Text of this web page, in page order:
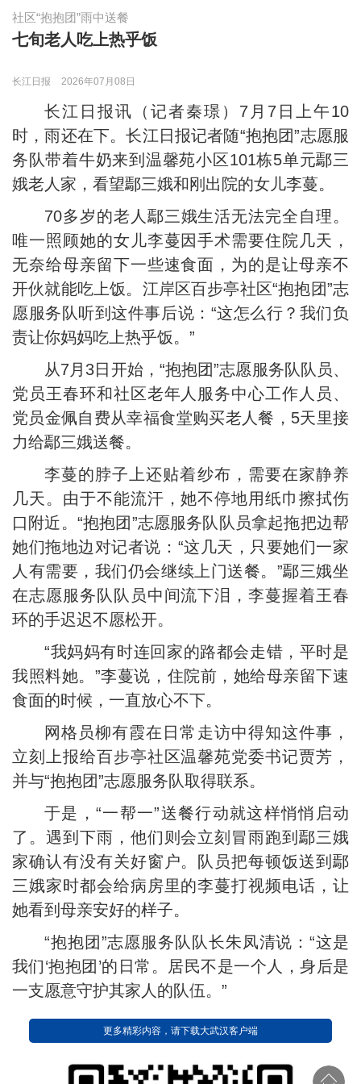
社区“抱抱团”雨中送餐
七旬老人吃上热乎饭
长江日报 2026年07月08日
长江日报讯（记者秦璟）7月7日上午10
时，雨还在下。长江日报记者随“抱抱团”志愿服
务队带着牛奶来到温馨苑小区101栋5单元鄢三
娥老人家，看望鄢三娥和刚出院的女儿李蔓。
70多岁的老人鄢三娥生活无法完全自理。
唯一照顾她的女儿李蔓因手术需要住院几天，
无奈给母亲留下一些速食面，为的是让母亲不
开伙就能吃上饭。江岸区百步亭社区“抱抱团”志
愿服务队听到这件事后说：“这怎么行？我们负
责让你妈妈吃上热乎饭。”
从7月3日开始，“抱抱团”志愿服务队队员、
党员王春环和社区老年人服务中心工作人员、
党员金佩自费从幸福食堂购买老人餐，5天里接
力给鄢三娥送餐。
李蔓的脖子上还贴着纱布，需要在家静养
几天。由于不能流汗，她不停地用纸巾擦拭伤
口附近。“抱抱团”志愿服务队队员拿起拖把边帮
她们拖地边对记者说：“这几天，只要她们一家
人有需要，我们仍会继续上门送餐。”鄢三娥坐
在志愿服务队队员中间流下泪，李蔓握着王春
环的手迟迟不愿松开。
“我妈妈有时连回家的路都会走错，平时是
我照料她。”李蔓说，住院前，她给母亲留下速
食面的时候，一直放心不下。
网格员柳有霞在日常走访中得知这件事，
立刻上报给百步亭社区温馨苑党委书记贾芳，
并与“抱抱团”志愿服务队取得联系。
于是，“一帮一”送餐行动就这样悄悄启动
了。遇到下雨，他们则会立刻冒雨跑到鄢三娥
家确认有没有关好窗户。队员把每顿饭送到鄢
三娥家时都会给病房里的李蔓打视频电话，让
她看到母亲安好的样子。
“抱抱团”志愿服务队队长朱凤清说：“这是
我们‘抱抱团’的日常。居民不是一个人，身后是
一支愿意守护其家人的队伍。”
更多精彩内容，请下载大武汉客户端